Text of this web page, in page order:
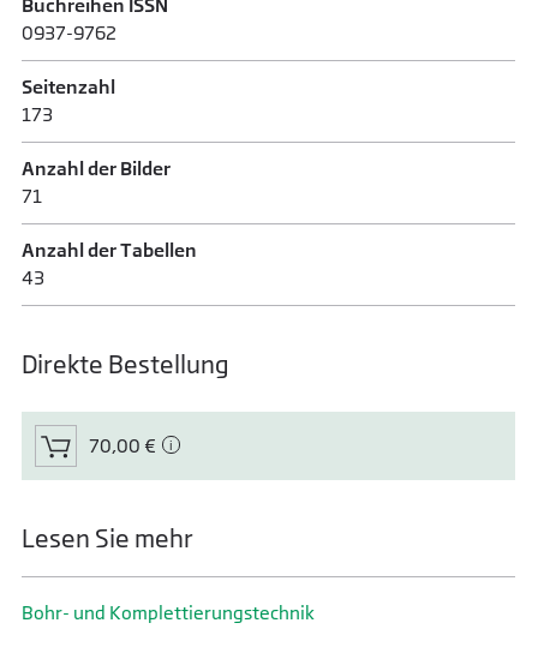
Buchreihen ISSN
0937-9762
Seitenzahl
173
Anzahl der Bilder
71
Anzahl der Tabellen
43
Direkte Bestellung
70,00 €
Lesen Sie mehr
Bohr- und Komplettierungs­technik